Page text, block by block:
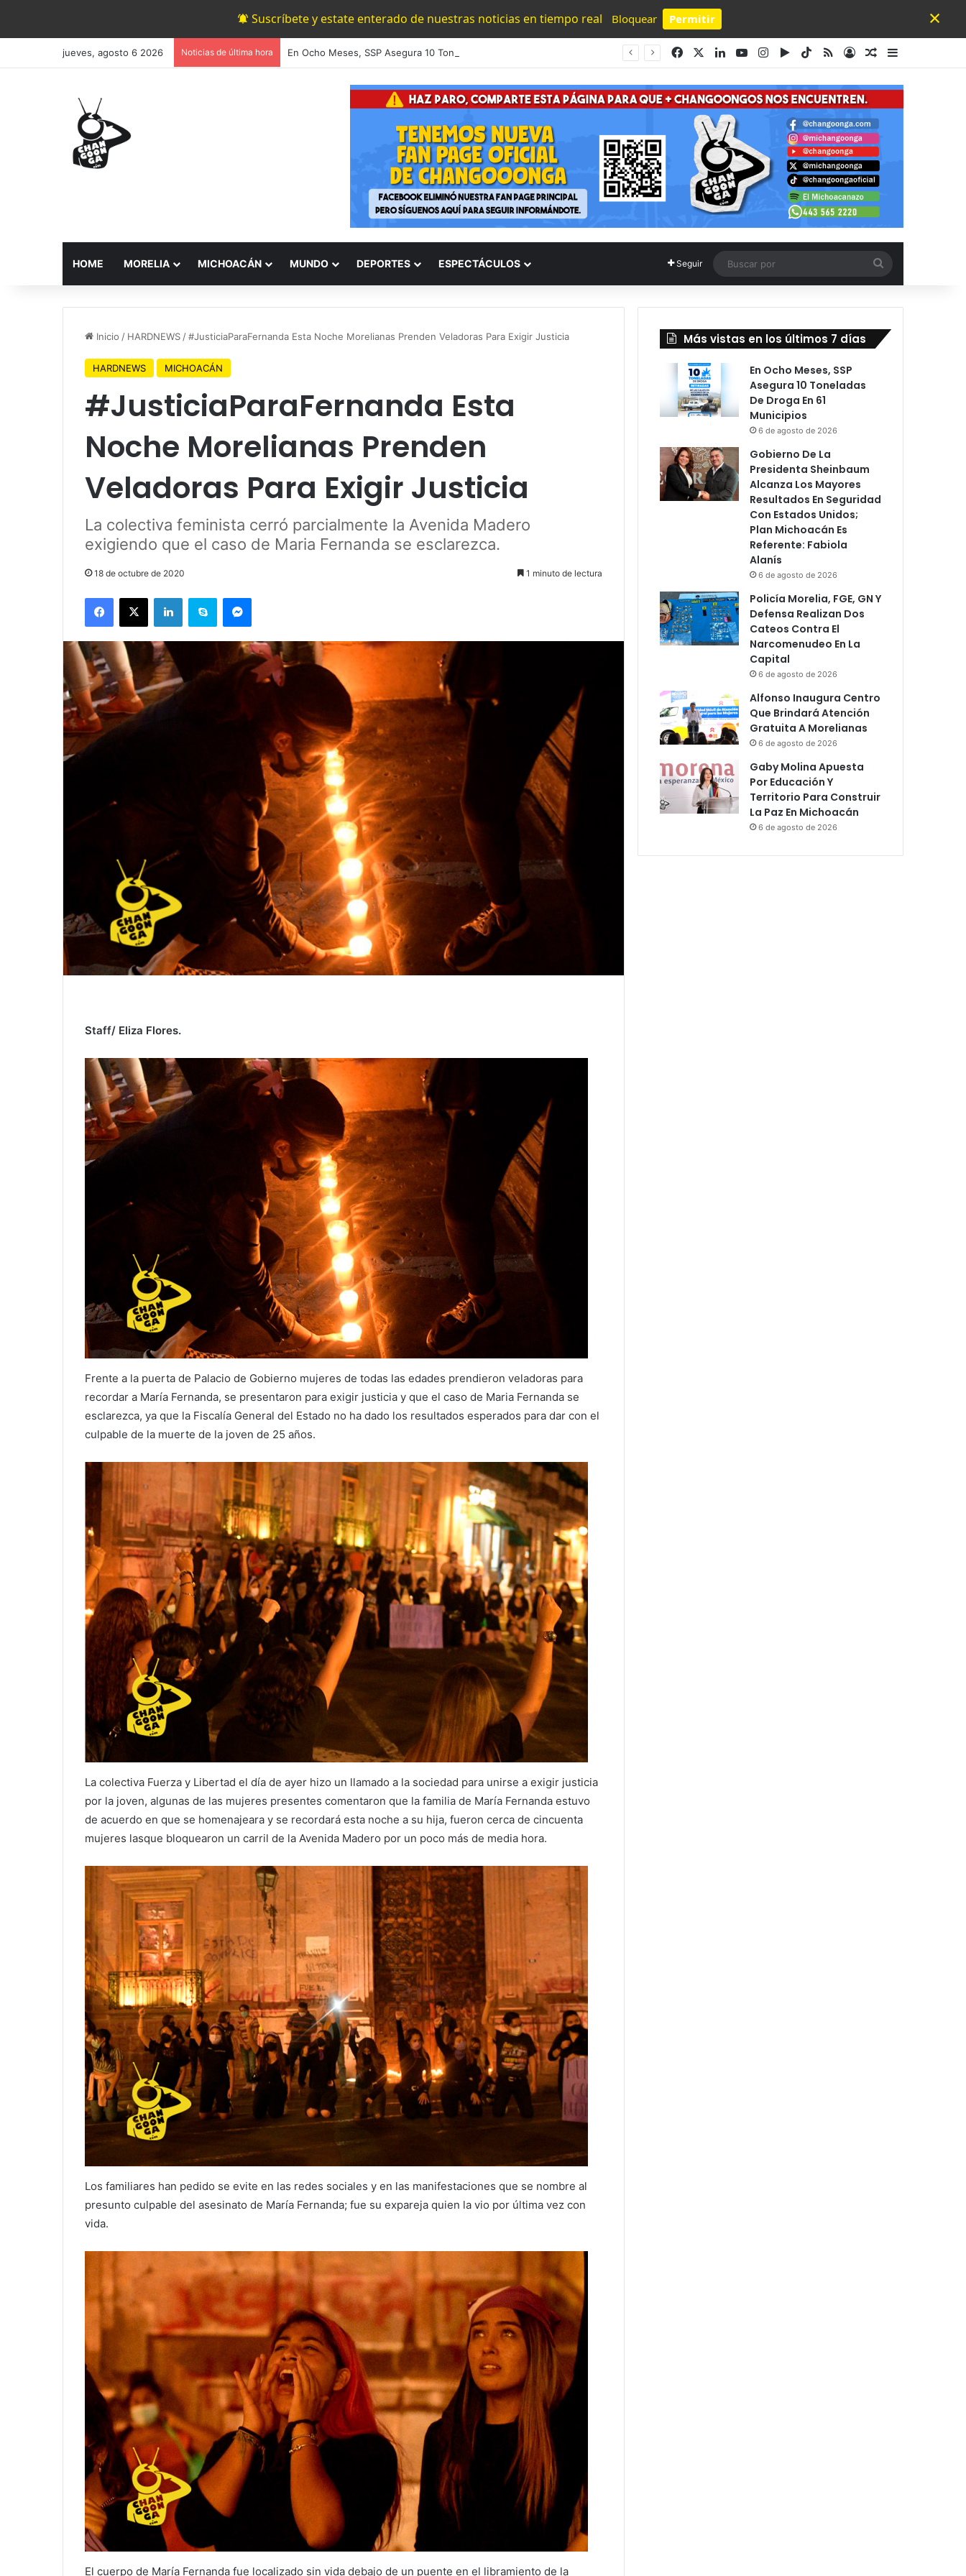
Suscríbete y estate enterado de nuestras noticias en tiempo real Bloquear Permitir
Powered by SendPulse
×
jueves, agosto 6 2026 Noticias de última hora En Ocho Meses, SSP Asegura 10 Toneladas De Droga En 61 Municipios FacebookLinkedInYouTubeInstagram
Google Play
TikTok
RSSAccesoPublicación al
Barra lateral
HOME MORELIA MICHOACÁN MUNDO DEPORTES ESPECTÁCULOS Seguir
por
Inicio / HARDNEWS /#JusticiaParaFernanda Esta Noche Morelianas Prenden Veladoras Para Exigir Justicia
HARDNEWS MICHOACÁN
#JusticiaParaFernanda Esta
Noche Morelianas Prenden
Veladoras Para Exigir Justicia
La colectiva feminista cerró parcialmente la Avenida Madero
exigiendo que el caso de Maria Fernanda se esclarezca.
18 de octubre de 2020 1 minuto de lectura
Facebook
X LinkedInSkype Messenger
Staff/ Eliza Flores.
Frente a la puerta de Palacio de Gobierno mujeres de todas las edades prendieron veladoras para
recordar a María Fernanda, se presentaron para exigir justicia y que el caso de Maria Fernanda se
esclarezca, ya que la Fiscalía General del Estado no ha dado los resultados esperados para dar con el
culpable de la muerte de la joven de 25 años.
La colectiva Fuerza y Libertad el día de ayer hizo un llamado a la sociedad para unirse a exigir justicia
por la joven, algunas de las mujeres presentes comentaron que la familia de María Fernanda estuvo
de acuerdo en que se homenajeara y se recordará esta noche a su hija, fueron cerca de cincuenta
mujeres lasque bloquearon un carril de la Avenida Madero por un poco más de media hora.
Los familiares han pedido se evite en las redes sociales y en las manifestaciones que se nombre al
presunto culpable del asesinato de María Fernanda; fue su expareja quien la vio por última vez con
vida.
El cuerpo de María Fernanda fue localizado sin vida debajo de un puente en el libramiento de la
Más vistas en los últimos 7 días
En Ocho Meses, SSP
Asegura 10 Toneladas
De Droga En 61
Municipios
6 de agosto de 2026
Gobierno De La
Presidenta Sheinbaum
Alcanza Los Mayores
Resultados En Seguridad
Con Estados Unidos;
Plan Michoacán Es
Referente: Fabiola
Alanís
6 de agosto de 2026
Policía Morelia, FGE, GN Y
Defensa Realizan Dos
Cateos Contra El
Narcomenudeo En La
Capital
6 de agosto de 2026
Alfonso Inaugura Centro
Que Brindará Atención
Gratuita A Morelianas
6 de agosto de 2026
Gaby Molina Apuesta
Por Educación Y
Territorio Para Construir
La Paz En Michoacán
6 de agosto de 2026